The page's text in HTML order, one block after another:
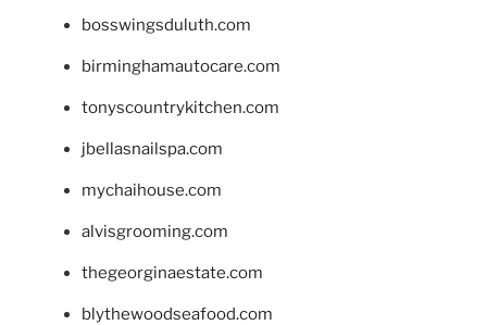
bosswingsduluth.com
birminghamautocare.com
tonyscountrykitchen.com
jbellasnailspa.com
mychaihouse.com
alvisgrooming.com
thegeorginaestate.com
blythewoodseafood.com